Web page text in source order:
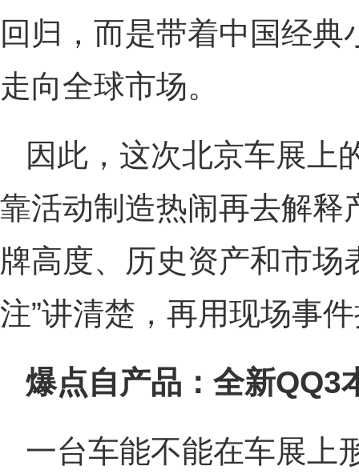
回归，而是带着中国经
走向全球市场。
因此，这次北京车展上
靠活动制造热闹再去解释
牌高度、历史资产和市场
注”讲清楚，再用现场事
爆点自产品：全新QQ3
一台车能不能在车展上